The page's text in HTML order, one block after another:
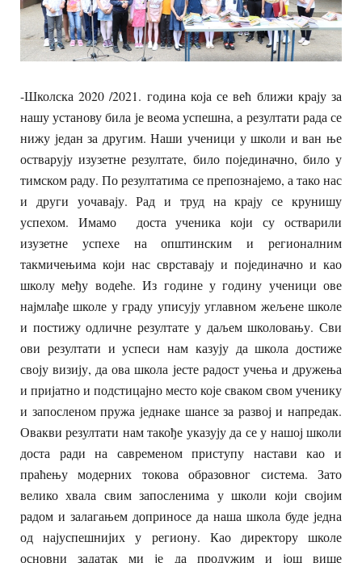
-Школска 2020 /2021. година која се већ ближи крају за
нашу установу била је веома успешна, а резултати рада се
нижу један за другим. Наши ученици у школи и ван ње
остварују изузетне резултате, било појединачно, било у
тимском раду. По резултатима се препознајемо, а тако нас
и други уочавају. Рад и труд на крају се крунишу
успехом. Имамо доста ученика који су остварили
изузетне успехе на општинским и регионалним
такмичењима који нас сврставају и појединачно и као
школу међу водеће. Из године у годину ученици ове
најмлађе школе у граду уписују углавном жељене школе
и постижу одличне резултате у даљем школовању. Сви
ови резултати и успеси нам казују да школа достиже
своју визију, да ова школа јесте радост учења и дружења
и пријатно и подстицајно место које сваком свом ученику
и запосленом пружа једнаке шансе за развој и напредак.
Овакви резултати нам такође указују да се у нашој школи
доста ради на савременом приступу настави као и
праћењу модерних токова образовног система. Зато
велико хвала свим запосленима у школи који својим
радом и залагањем доприносе да наша школа буде једна
од најуспешнијих у региону. Као директору школе
основни задатак ми је да продужим и још више